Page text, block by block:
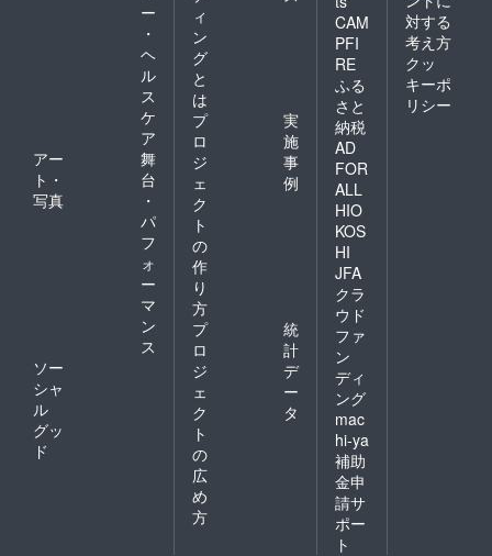
ー
・
ヘ
ル
ス
ケ
ア
アー
ト・
写真
舞
台
・
パ
フ
ォ
ー
マ
ン
ス
ソー
シャ
ル
グッ
ド
ィ
ン
グ
と
は
プ
ロ
ジ
ェ
ク
ト
の
作
り
方
実
施
事
例
プ
ロ
ジ
ェ
ク
ト
の
広
め
方
統
計
デ
ー
タ
CAM
PFI
RE
ふる
さと
納税
AD
FOR
ALL
HIO
KOS
HI
JFA
クラ
ウド
ファ
ン
ディ
ング
mac
hi-ya
補助
金申
請サ
ポー
ト
対する
考え方
クッ
キーポ
リシー